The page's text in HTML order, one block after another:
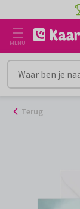
naar
inhoud
MENU
Terug